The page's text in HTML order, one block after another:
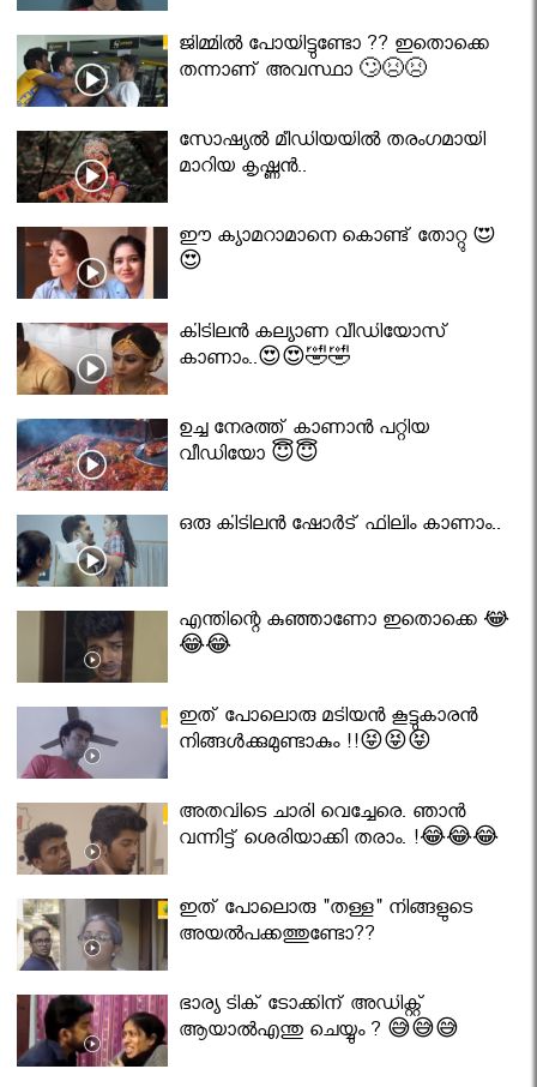
ജിമ്മിൽ പോയിട്ടുണ്ടോ ?? ഇതൊക്കെ
തന്നാണ് അവസ്ഥാ 🙄😣😣
സോഷ്യൽ മീഡിയയിൽ തരംഗമായി
മാറിയ കൃഷ്ണൻ..
ഈ ക്യാമറാമാനെ കൊണ്ട് തോറ്റു 😍
😍
കിടിലൻ കല്യാണ വീഡിയോസ്
കാണാം..😍😍🤣🤣
ഉച്ച നേരത്ത് കാണാൻ പറ്റിയ
വീഡിയോ 😇😇
ഒരു കിടിലൻ ഷോർട് ഫിലിം കാണാം..
എന്തിന്റെ കുഞ്ഞാണോ ഇതൊക്കെ 😂
😂😂
ഇത് പോലൊരു മടിയൻ കൂട്ടുകാരൻ
നിങ്ങൾക്കുമുണ്ടാകും !!😝😝😝
അതവിടെ ചാരി വെച്ചേരെ. ഞാൻ
വന്നിട്ട് ശെരിയാക്കി തരാം. !😂😂😂
ഇത് പോലൊരു "തള്ള" നിങ്ങളുടെ
അയല്‍പക്കത്തുണ്ടോ??
ഭാര്യ ടിക് ടോക്കിന് അഡിക്റ്റ്
ആയാൽഎന്തു ചെയ്യും ? 😅😅😅